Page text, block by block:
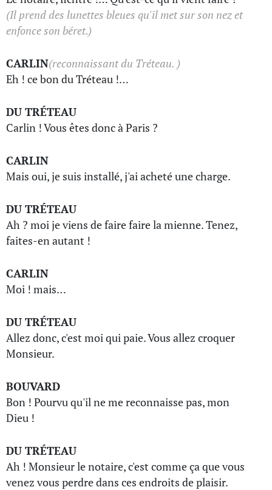
(Il prend des lunettes bleues qu'il met sur son nez et
enfonce son béret.)
CARLIN(reconnaissant du Tréteau. )
Eh ! ce bon du Tréteau !…
DU TRÉTEAU
Carlin ! Vous êtes donc à Paris ?
CARLIN
Mais oui, je suis installé, j'ai acheté une charge.
DU TRÉTEAU
Ah ? moi je viens de faire faire la mienne. Tenez,
faites-en autant !
CARLIN
Moi ! mais…
DU TRÉTEAU
Allez donc, c'est moi qui paie. Vous allez croquer
Monsieur.
BOUVARD
Bon ! Pourvu qu'il ne me reconnaisse pas, mon
Dieu !
DU TRÉTEAU
Ah ! Monsieur le notaire, c'est comme ça que vous
venez vous perdre dans ces endroits de plaisir.